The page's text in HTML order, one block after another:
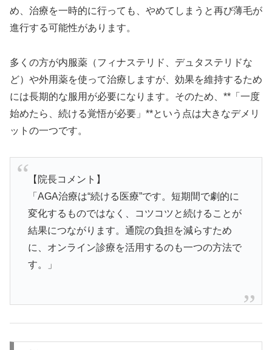
め、治療を一時的に行っても、やめてしまうと再び薄毛が
進行する可能性があります。
多くの方が内服薬（フィナステリド、デュタステリドな
ど）や外用薬を使って治療しますが、効果を維持するため
には長期的な服用が必要になります。そのため、**「一度
始めたら、続ける覚悟が必要」**という点は大きなデメリ
ットの一つです。
【院長コメント】
「AGA治療は“続ける医療”です。短期間で劇的に
変化するものではなく、コツコツと続けることが
結果につながります。通院の負担を減らすため
に、オンライン診療を活用するのも一つの方法で
す。」